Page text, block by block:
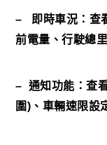
–
即時車況：查
前電量、行駛總
– 通知功能：查
圍) 、車輛速限設